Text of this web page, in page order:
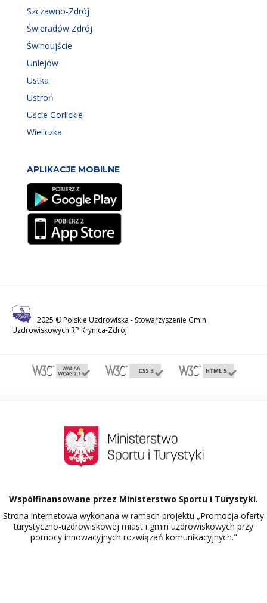
Szczawno-Zdrój
Świeradów Zdrój
Świnoujście
Uniejów
Ustka
Ustroń
Uście Gorlickie
Wieliczka
APLIKACJE MOBILNE
2025 © Polskie Uzdrowiska - Stowarzyszenie Gmin
Uzdrowiskowych RP Krynica-Zdrój
Współfinansowane przez Ministerstwo Sportu i Turystyki.
Strona internetowa wykonana w ramach projektu „Promocja oferty
turystyczno-uzdrowiskowej miast i gmin uzdrowiskowych przy
pomocy innowacyjnych rozwiązań komunikacyjnych."